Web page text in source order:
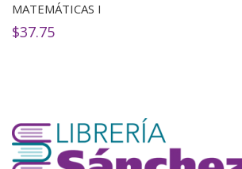
MATEMÁTICAS I
$37.75